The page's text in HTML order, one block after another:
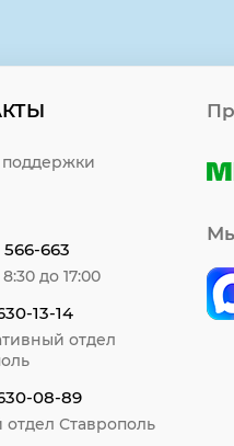
поддержки
663
до 17:00
13-14
отдел
08-89
отдел Ставрополь